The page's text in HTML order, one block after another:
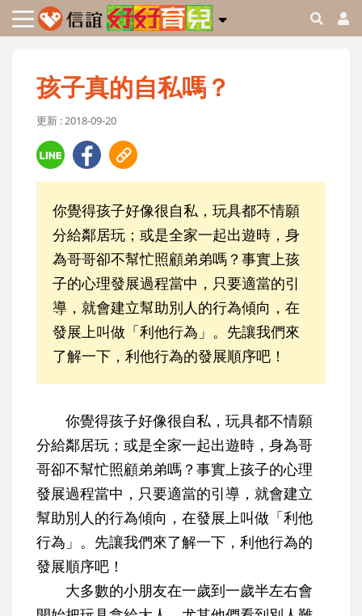
孩子真的自私嗎？
更新 : 2018-09-20
你覺得孩子好像很自私，玩具都不情願
分給鄰居玩；或是全家一起出遊時，身
為哥哥卻不幫忙照顧弟弟嗎？事實上孩
子的心理發展過程當中，只要適當的引
導，就會建立幫助別人的行為傾向，在
發展上叫做「利他行為」。先讓我們來
了解一下，利他行為的發展順序吧！
你覺得孩子好像很自私，玩具都不情願
分給鄰居玩；或是全家一起出遊時，身為哥
哥卻不幫忙照顧弟弟嗎？事實上孩子的心理
發展過程當中，只要適當的引導，就會建立
幫助別人的行為傾向，在發展上叫做 「利他
行為」 。先讓我們來了解一下，利他行為的
發展順序吧！
大多數的小朋友在一歲到一歲半左右會